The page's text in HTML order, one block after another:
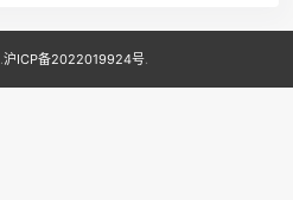
沪ICP备2022019924号